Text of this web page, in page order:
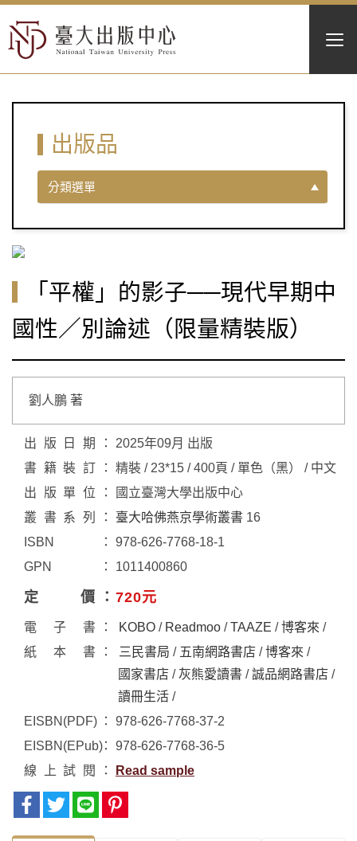
出版品
分類選單
「平權」的影子──現代早期中
國性／別論述（限量精裝版）
劉人鵬 著
出版日期
2025年09月 出版
書籍裝訂
精裝 / 23*15 / 400頁 / 單色（黑） / 中文
出版單位
國立臺灣大學出版中心
叢書系列
臺大哈佛燕京學術叢書 16
ISBN
978-626-7768-18-1
GPN
1011400860
定價 720元
電子書 KOBO / Readmoo /TAAZE /博客來 /
紙本書
三民書局 / 五南網路書店 /博客來 /
國家書店 / 灰熊愛讀書 /誠品網路書店 /
讀冊生活 /
EISBN(PDF)
978-626-7768-37-2
EISBN(EPub)
978-626-7768-36-5
線上試閱
Read sample